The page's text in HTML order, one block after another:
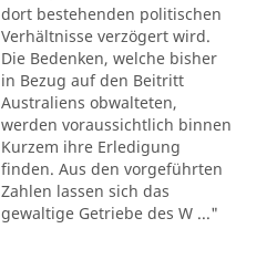
dort bestehenden politischen
Verhältnisse verzögert wird.
Die Bedenken, welche bisher
in Bezug auf den Beitritt
Australiens obwalteten,
werden voraussichtlich binnen
Kurzem ihre Erledigung
finden. Aus den vorgeführten
Zahlen lassen sich das
gewaltige Getriebe des W ..."